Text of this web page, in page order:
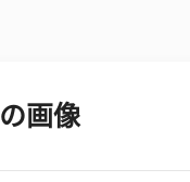
の画像